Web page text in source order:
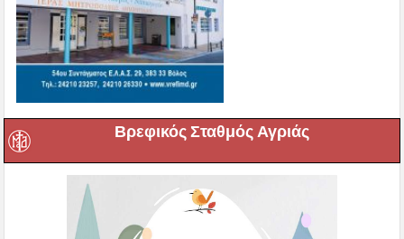
Βρεφικός Σταθμός Αγριάς